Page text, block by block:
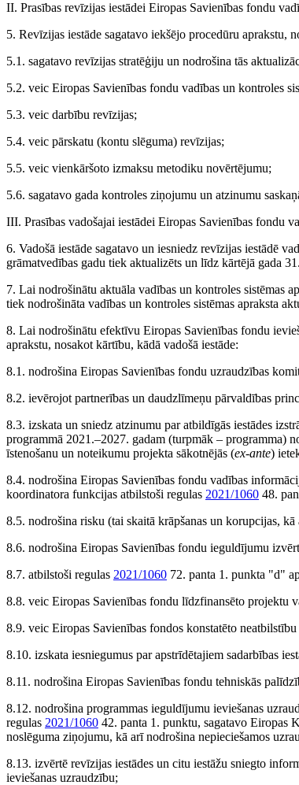
II. Prasības revīzijas iestādei Eiropas Savienības fondu
5. Revīzijas iestāde sagatavo iekšējo procedūru aprakstu,
5.1. sagatavo revīzijas stratēģiju un nodrošina tās
5.2. veic Eiropas Savienības fondu vadības un kontroles
5.3. veic darbību revīzijas;
5.4. veic pārskatu (kontu slēguma) revīzijas;
5.5. veic vienkāršoto izmaksu metodiku novērtējumu;
5.6. sagatavo gada kontroles ziņojumu un atzinumu
III. Prasības vadošajai iestādei Eiropas Savienības fondu
6. Vadošā iestāde sagatavo un iesniedz revīzijas iestādē
grāmatvedības gadu tiek aktualizēts un līdz kārtējā gada
7. Lai nodrošinātu aktuāla vadības un kontroles sistēmas
tiek nodrošināta vadības un kontroles sistēmas apraksta
8. Lai nodrošinātu efektīvu Eiropas Savienības fondu
aprakstu, nosakot kārtību, kādā vadošā iestāde:
8.1. nodrošina Eiropas Savienības fondu uzraudzības
8.2. ievērojot partnerības un daudzlīmeņu pārvaldības
8.3. izskata un sniedz atzinumu par atbildīgās iestādes
programmā 2021.–2027. gadam (turpmāk – programma)
īstenošanu un noteikumu projekta sākotnējās (ex-ante)
8.4. nodrošina Eiropas Savienības fondu vadības
koordinatora funkcijas atbilstoši regulas 2021/1060 48.
8.5. nodrošina risku (tai skaitā krāpšanas un korupcijas,
8.6. nodrošina Eiropas Savienības fondu ieguldījumu
8.7. atbilstoši regulas 2021/1060 72. panta 1. punkta "d"
8.8. veic Eiropas Savienības fondu līdzfinansēto projektu
8.9. veic Eiropas Savienības fondos konstatēto
8.10. izskata iesniegumus par apstrīdētajiem sadarbības
8.11. nodrošina Eiropas Savienības fondu tehniskās
8.12. nodrošina programmas ieguldījumu ieviešanas
regulas 2021/1060 42. panta 1. punktu, sagatavo Eiropas
noslēguma ziņojumu, kā arī nodrošina nepieciešamos
8.13. izvērtē revīzijas iestādes un citu iestāžu sniegto
ieviešanas uzraudzību;